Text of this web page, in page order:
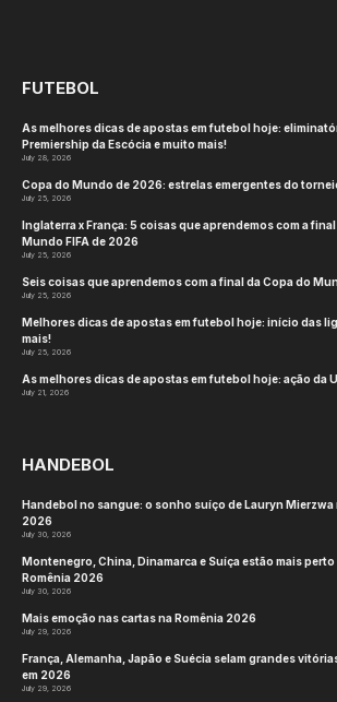
Hamburgo sediará a terceira edição
das Finais Masculinas da EHF,
alemão SG Flensburg-Handewitt
edições anteriores da Liga Europeia
Desta vez, o Flensburg buscará o
objetivo de garantir o terceiro título
o quarto no total, o que empataria
troféus selados por uma única
detida conjuntamente por três
chegaram às finais masculinas da
a chance de garantir a medalha de
Flensburg sendo acompanhado
pelos franceses do Montpellier
chegaram ao fim da competição